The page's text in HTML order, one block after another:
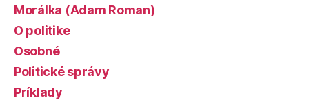
Morálka (Adam Roman)
O politike
Osobné
Politické správy
Príklady